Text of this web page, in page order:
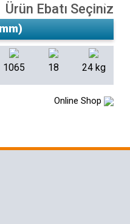
Ürün Ebatı Seçiniz
1065 18 24 kg
Online Shop